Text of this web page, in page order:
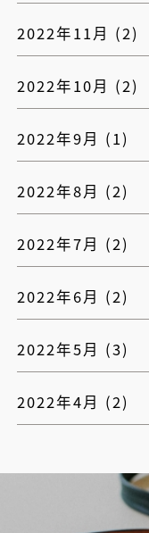
2022年11月 (2)
2022年10月 (2)
2022年9月 (1)
2022年8月 (2)
2022年7月 (2)
2022年6月 (2)
2022年5月 (3)
2022年4月 (2)